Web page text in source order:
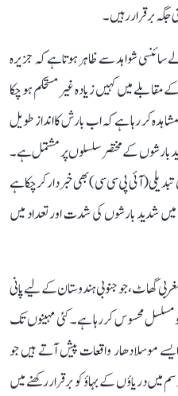
جگہ برقرار رہیں۔
شواہد سے ظاہر ہوتا ہے کہ جزیرہ
مقابلے میں کہیں زیادہ غیر مستحکم ہو چکا
کر رہا ہے کہ اب بارش کا انداز طویل
بارشوں کے مختصر سلسلوں پر مشتمل ہے۔
(آئی پی سی سی) بھی خبردار کر چکا ہے
میں شدید بارشوں کی شدت اور تعداد میں
گھاٹ، جو جنوبی ہندوستان کے لیے پانی
مسلسل محسوس کر رہا ہے۔ کئی مہینوں تک
موسلادھار واقعات پیش آتے ہیں جو
دریاؤں کے بہاؤ کو برقرار رکھنے میں